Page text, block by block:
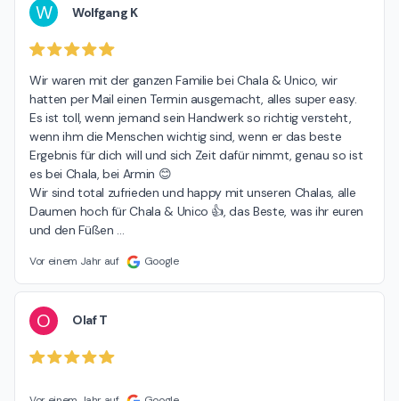
W Wolfgang K
Wir waren mit der ganzen Familie bei Chala & Unico, wir
hatten per Mail einen Termin ausgemacht, alles super easy.
Es ist toll, wenn jemand sein Handwerk so richtig versteht,
wenn ihm die Menschen wichtig sind, wenn er das beste
Ergebnis für dich will und sich Zeit dafür nimmt, genau so ist
es bei Chala, bei Armin 😊
Wir sind total zufrieden und happy mit unseren Chalas, alle
Daumen hoch für Chala & Unico 👍, das Beste, was ihr euren
und den Füßen …
Vor einem Jahr auf Google
O Olaf T